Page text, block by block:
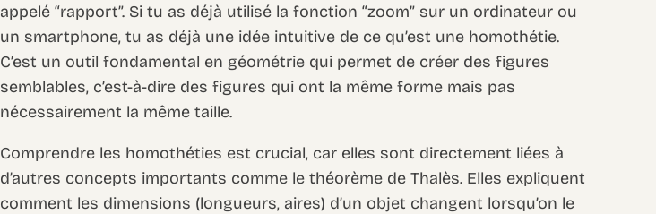
appelé “rapport”. Si tu as déjà utilisé la fonction “zoom” sur un ordinateur ou
un smartphone, tu as déjà une idée intuitive de ce qu’est une homothétie.
C’est un outil fondamental en géométrie qui permet de créer des figures
semblables, c’est-à-dire des figures qui ont la même forme mais pas
nécessairement la même taille.
Comprendre les homothéties est crucial, car elles sont directement liées à
d’autres concepts importants comme le théorème de Thalès. Elles expliquent
comment les dimensions (longueurs, aires) d’un objet changent lorsqu’on le